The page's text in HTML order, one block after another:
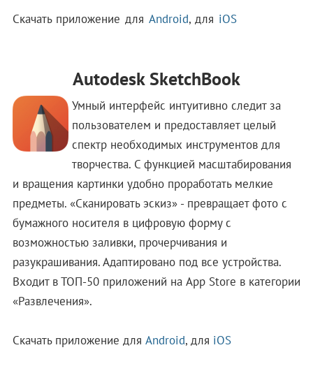
Скачать приложение для Android, для iOS
Autodesk SketchBook
Умный интерфейс интуитивно следит за
пользователем и предоставляет целый
спектр необходимых инструментов для
творчества. С функцией масштабирования
и вращения картинки удобно проработать мелкие
предметы. «Сканировать эскиз» - превращает фото с
бумажного носителя в цифровую форму с
возможностью заливки, прочерчивания и
разукрашивания. Адаптировано под все устройства.
Входит в ТОП-50 приложений на App Store в категории
«Развлечения».
Скачать приложение для Android, для iOS